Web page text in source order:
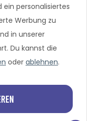
anderen
vorbehaltlich
und
vorbehalten.
ein personalisiertes
Werbung zu
in unserer
Du kannst die
oder ablehnen.